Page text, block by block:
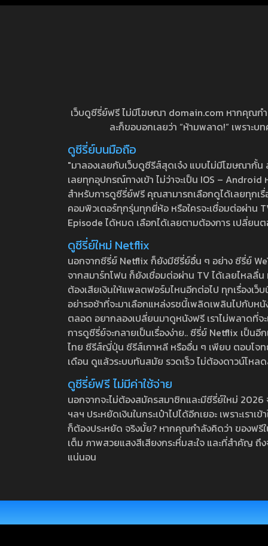
เว็บดูซีรี่ย์ฟรี ไม่มีโฆษณา domain.com หากคุณก
ละก็ขอบอกเลยว่า “ห้ามพลาด!” เพราะ
ดูซีรี่ย์บนมือถือ
"มาลองเลยกับเว็บดูซีรีส์สุดเจ๋ง แบบไม่มีโฆษณากั้
เลยทุกอุปกรณ์ทางเข้า ไม่ว่าจะเป็น IOS –
สำหรับการดูซีรี่ย์ฟรี คุณสามารถเลือกดูได้เลยทุกเ
คอมพิวเตอร์ทุกรุ่นทุกยี่ห้อ หรือใครจะเชื่อมต่อผ่าน
Episode ได้หมด เลือกได้เลยตามต้องการ เปลี่ยน
ดูซีรี่ย์ใหม่ Netflix
นอกจากซีรี่ย์ Netflix ก็ยังมีซีรี่ย์อื่น ๆ อย่าง ซีรี่ย์
จากสมาร์ทโฟน ก็ยังเชื่อมต่อผ่าน TV ได้เลยไหลลื่
ต้องเสียเงินให้แพลตฟอร์มไหนอีกต่อไป ทุกเรื่องเว็
อย่ารอช้าที่จะมาเลือกแหล่งรชนี้เพลิดเพลินไปกับห
ตลอด อยากลองเปลี่ยนมาดูหนังฟรี เราไม่พลาดที่
การดูซีรี่ย์จะกลายเป็นเรื่องง่าย.. ซีรี่ย์ Netflix เป็น
ไทย ซีรีส์ญี่ปุ่น ซีรีส์เกาหลี หรืออื่น ๆ เพียบ ตอบโจท
เดือน ดูแล้วระบบทันสมัย รวดเร็ว ไม่ต้องดาวน์โห
ดูซีรี่ย์ฟรี ไม่มีค่าใช้จ่าย
นอกจากจะไม่ต้องสมัครสมาชิกและมีซีรี่ย์ใหม่
ฯลฯ ประหยัดเงินในกระเป๋าไปได้อีกเยอะ เพราะเร
ก็ต้องประหยัด จริงมั้ย? หากคุณกำลังคิดว่า ของฟ
เต็ม ภาพสวยแสงสีเสียงกระหึ่มสะใจ และที่สำคัญ
แน่นอน